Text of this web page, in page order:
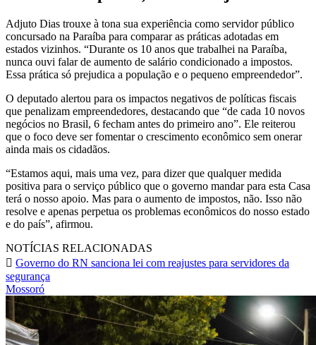
Adjuto Dias trouxe à tona sua experiência como servidor público
concursado na Paraíba para comparar as práticas adotadas em
estados vizinhos. “Durante os 10 anos que trabalhei na Paraíba,
nunca ouvi falar de aumento de salário condicionado a impostos.
Essa prática só prejudica a população e o pequeno empreendedor”.
O deputado alertou para os impactos negativos de políticas fiscais
que penalizam empreendedores, destacando que “de cada 10 novos
negócios no Brasil, 6 fecham antes do primeiro ano”. Ele reiterou
que o foco deve ser fomentar o crescimento econômico sem onerar
ainda mais os cidadãos.
“Estamos aqui, mais uma vez, para dizer que qualquer medida
positiva para o serviço público que o governo mandar para esta Casa
terá o nosso apoio. Mas para o aumento de impostos, não. Isso não
resolve e apenas perpetua os problemas econômicos do nosso estado
e do país”, afirmou.
NOTÍCIAS RELACIONADAS
Governo do RN sanciona lei com reajustes para servidores da
segurança
Mossoró